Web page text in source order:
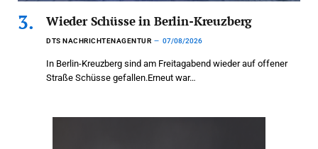
Wieder Schüsse in Berlin-Kreuzberg
DTS NACHRICHTENAGENTUR 07/08/2026
In Berlin-Kreuzberg sind am Freitagabend wieder auf offener
Straße Schüsse gefallen.Erneut war…